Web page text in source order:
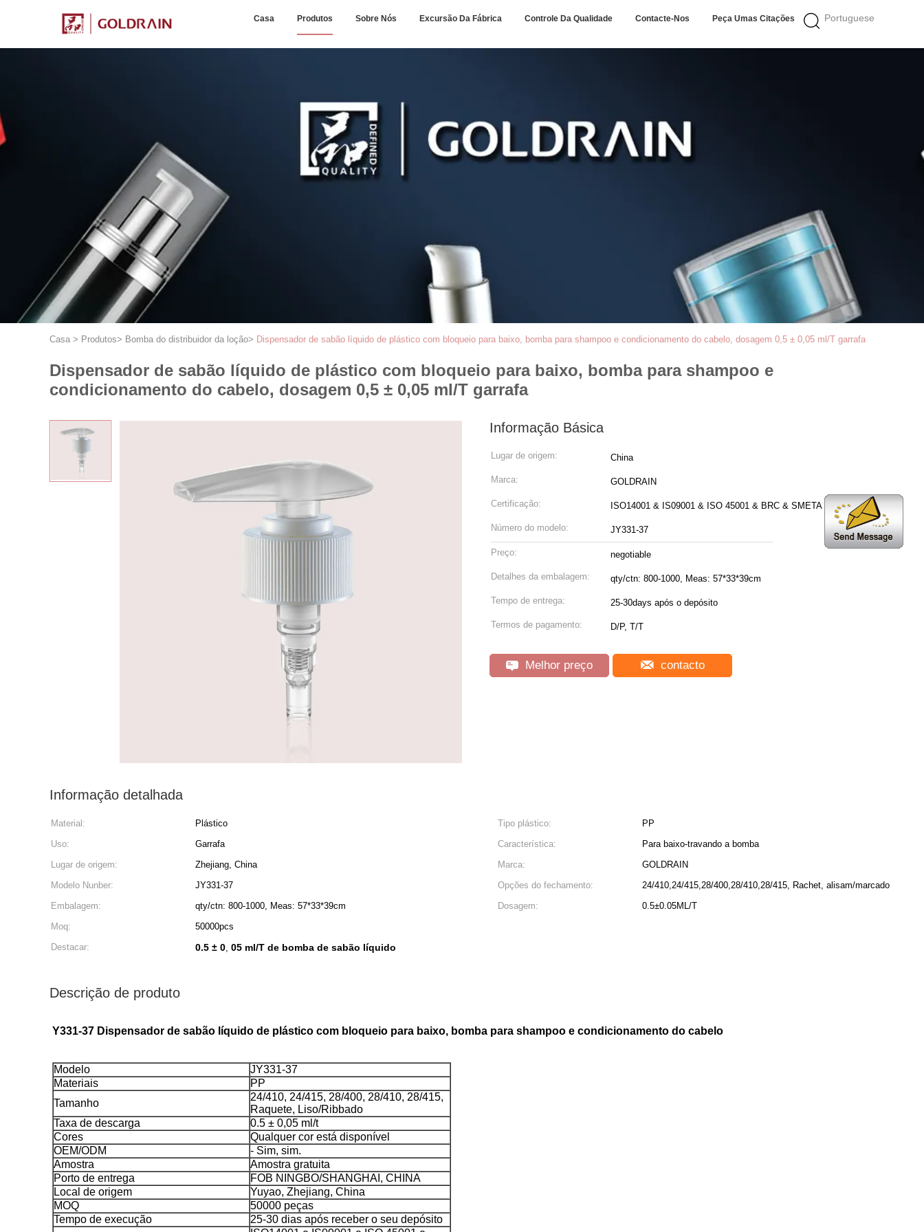
Portuguese
Casa Produtos Sobre Nós Excursão Da Fábrica Controle Da Qualidade Contacte-Nos Peça Umas Citações
Casa > Produtos> Bomba do distribuidor da loção> Dispensador de sabão líquido de plástico com bloqueio para baixo, bomba para shampoo e condicionamento do cabelo, dosagem 0,5 ± 0,05 ml/T garrafa
Dispensador de sabão líquido de plástico com bloqueio para baixo, bomba para shampoo e
condicionamento do cabelo, dosagem 0,5 ± 0,05 ml/T garrafa
Informação Básica
Lugar de origem: China
Marca: GOLDRAIN
Certificação: ISO14001 & IS09001 & ISO 45001 & BRC & SMETA 6.1
Número do modelo: JY331-37
Preço: negotiable
Detalhes da embalagem: qty/ctn: 800-1000, Meas: 57*33*39cm
Tempo de entrega: 25-30days após o depósito
Termos de pagamento: D/P, T/T
Melhor preço contacto
Informação detalhada
Material: Plástico Tipo plástico:
PP
Uso:
Garrafa Característica:
Para baixo-travando a bomba
Lugar de origem:
Zhejiang, China Marca:
GOLDRAIN
Modelo Nunber:
JY331-37 Opções do fechamento:
24/410,24/415,28/400,28/410,28/415, Rachet, alisam/marcado
Embalagem:
qty/ctn: 800-1000, Meas: 57*33*39cm Dosagem:
0.5±0.05ML/T
Moq:
50000pcs
Destacar:
0.5 ± 0, 05 ml/T de bomba de sabão líquido
Descrição de produto
Y331-37 Dispensador de sabão líquido de plástico com bloqueio para baixo, bomba para shampoo e condicionamento do cabelo
Modelo
JY331-37
Materiais
PP
Tamanho
24/410, 24/415, 28/400, 28/410, 28/415,
Raquete, Liso/Ribbado
Taxa de descarga
0.5 ± 0,05 ml/t
Cores
Qualquer cor está disponível
OEM/ODM
- Sim, sim.
Amostra
Amostra gratuita
Porto de entrega
FOB NINGBO/SHANGHAI, CHINA
Local de origem
Yuyao, Zhejiang, China
MOQ
50000 peças
Tempo de execução
25-30 dias após receber o seu depósito